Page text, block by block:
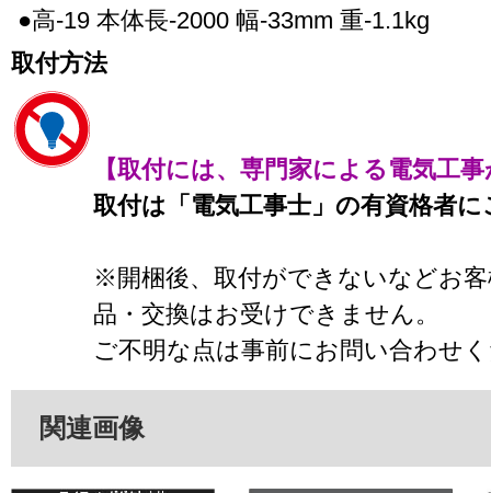
●高-19 本体長-2000 幅-33mm 重-1.1kg
取付方法
【取付には、専門家による電気工
取付は「電気工事士」の有資格者
※開梱後、取付ができないなどお
品・交換はお受けできません。
ご不明な点は事前にお問い合わせ
関連画像